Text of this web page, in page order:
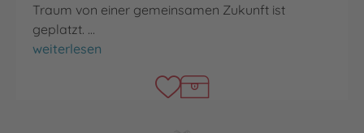
Traum von einer gemeinsamen Zukunft ist
geplatzt. …
Wohin dein Herz dich schlägt
weiterlesen